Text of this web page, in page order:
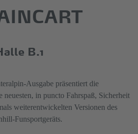
B.1
Ausgabe präsentiert die
in puncto Fahrspaß, Sicherheit
weiterentwickelten Versionen des
Funsportgeräts.